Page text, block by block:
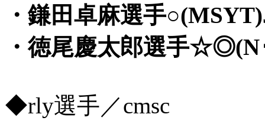
・鎌田卓麻選手
・徳尾慶太郎選手☆◎(N
◆rly選手／cmsc